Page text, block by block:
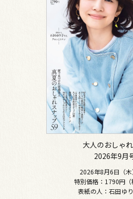
大人のおしゃ
2026年9月
2026年8月6日（
特別価格：1790円
表紙の人：石田ゆ